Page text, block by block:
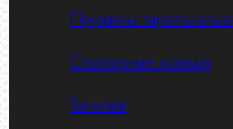
Пружины тарельчатые
Стопорные кольца
Такелаж